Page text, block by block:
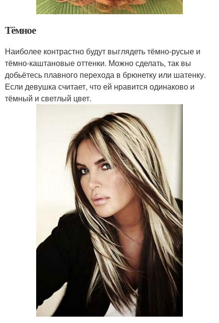
Тёмное
Наиболее контрастно будут выглядеть тёмно-русые и
тёмно-каштановые оттенки. Можно сделать, так вы
добьётесь плавного перехода в брюнетку или шатенку.
Если девушка считает, что ей нравится одинаково и
тёмный и светлый цвет.